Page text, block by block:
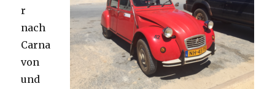
r
nach
Carna
von
und